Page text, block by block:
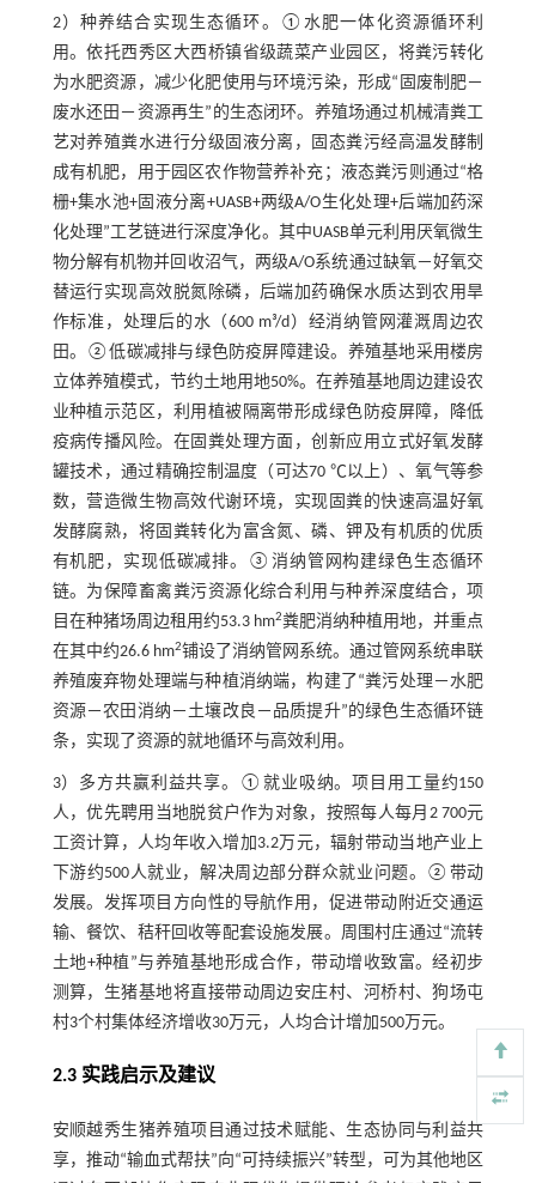
2）种养结合实现生态循环。①水肥一体化资源循环利
用。依托西秀区大西桥镇省级蔬菜产业园区，将粪污转化
为水肥资源，减少化肥使用与环境污染，形成“固废制肥－
废水还田－资源再生”的生态闭环。养殖场通过机械清粪工
艺对养殖粪水进行分级固液分离，固态粪污经高温发酵制
成有机肥，用于园区农作物营养补充；液态粪污则通过“格
栅+集水池+固液分离+UASB+两级A/O生化处理+后端加药深
化处理”工艺链进行深度净化。其中UASB单元利用厌氧微生
物分解有机物并回收沼气，两级A/O系统通过缺氧－好氧交
替运行实现高效脱氮除磷，后端加药确保水质达到农用旱
作标准，处理后的水（600 m³/d）经消纳管网灌溉周边农
田。②低碳减排与绿色防疫屏障建设。养殖基地采用楼房
立体养殖模式，节约土地用地50%。在养殖基地周边建设农
业种植示范区，利用植被隔离带形成绿色防疫屏障，降低
疫病传播风险。在固粪处理方面，创新应用立式好氧发酵
罐技术，通过精确控制温度（可达70 ℃以上）、氧气等参
数，营造微生物高效代谢环境，实现固粪的快速高温好氧
发酵腐熟，将固粪转化为富含氮、磷、钾及有机质的优质
有机肥，实现低碳减排。③消纳管网构建绿色生态循环
链。为保障畜禽粪污资源化综合利用与种养深度结合，项
目在种猪场周边租用约53.3 hm2粪肥消纳种植用地，并重点
在其中约26.6 hm2铺设了消纳管网系统。通过管网系统串联
养殖废弃物处理端与种植消纳端，构建了“粪污处理－水肥
资源－农田消纳－土壤改良－品质提升”的绿色生态循环链
条，实现了资源的就地循环与高效利用。
3）多方共赢利益共享。①就业吸纳。项目用工量约150
人，优先聘用当地脱贫户作为对象，按照每人每月2 700元
工资计算，人均年收入增加3.2万元，辐射带动当地产业上
下游约500人就业，解决周边部分群众就业问题。②带动
发展。发挥项目方向性的导航作用，促进带动附近交通运
输、餐饮、秸秆回收等配套设施发展。周围村庄通过“流转
土地+种植”与养殖基地形成合作，带动增收致富。经初步
测算，生猪基地将直接带动周边安庄村、河桥村、狗场屯
村3个村集体经济增收30万元，人均合计增加500万元。
2.3 实践启示及建议
安顺越秀生猪养殖项目通过技术赋能、生态协同与利益共
享，推动“输血式帮扶”向“可持续振兴”转型，可为其他地区